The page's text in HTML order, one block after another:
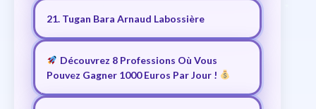
21. Tugan Bara Arnaud Labossière
Découvrez 8 Professions Où Vous
Pouvez Gagner 1000 Euros Par Jour !